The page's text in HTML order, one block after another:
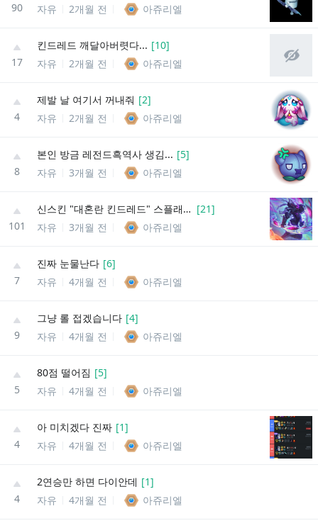
90
자유
2개월 전 아쥬리엘
17
킨드레드 깨달아버렷다... [10]
자유
2개월 전 아쥬리엘
4
제발 날 여기서 꺼내줘 [2]
자유
2개월 전 아쥬리엘
8
본인 방금 레전드흑역사 생김... [5]
자유
3개월 전 아쥬리엘
101
신스킨 "대혼란 킨드레드" 스플래시 아트 [21]
자유
3개월 전 아쥬리엘
7
진짜 눈물난다 [6]
자유
4개월 전 아쥬리엘
9
그냥 롤 접겠습니다 [4]
자유
4개월 전 아쥬리엘
5
80점 떨어짐 [5]
자유
4개월 전 아쥬리엘
4
아 미치겠다 진짜 [1]
자유
4개월 전 아쥬리엘
4
2연승만 하면 다이안데 [1]
자유
4개월 전 아쥬리엘